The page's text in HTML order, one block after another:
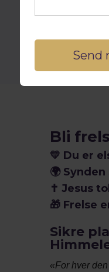
betydning
Bli
💛 Du er
🌍 Synden
✝️ Jesus
🎁 Frelse
Sikre
«For hver
Send